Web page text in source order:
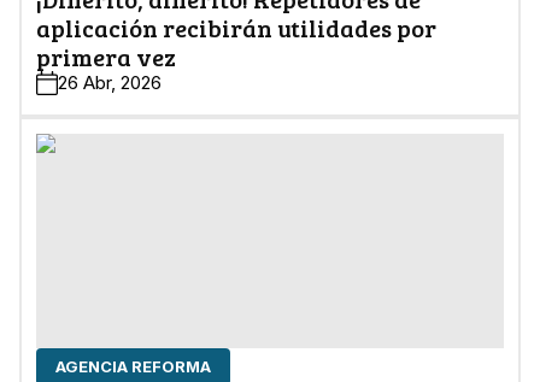
aplicación recibirán utilidades por
primera vez
26 Abr, 2026
AGENCIA REFORMA